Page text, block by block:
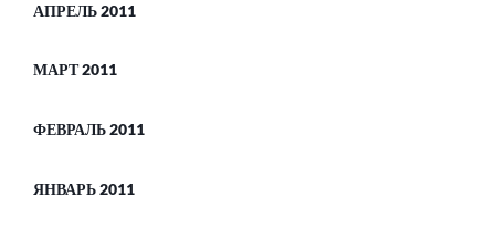
АПРЕЛЬ 2011
МАРТ 2011
ФЕВРАЛЬ 2011
ЯНВАРЬ 2011